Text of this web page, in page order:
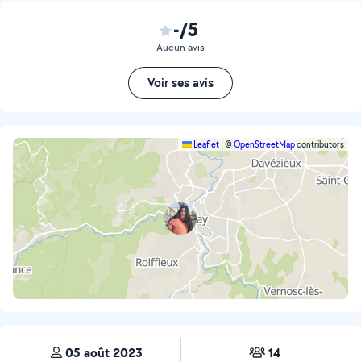
-/5
Aucun avis
Voir ses avis
Leaflet ©OpenStreetMapcontributors
05 août 2023 14